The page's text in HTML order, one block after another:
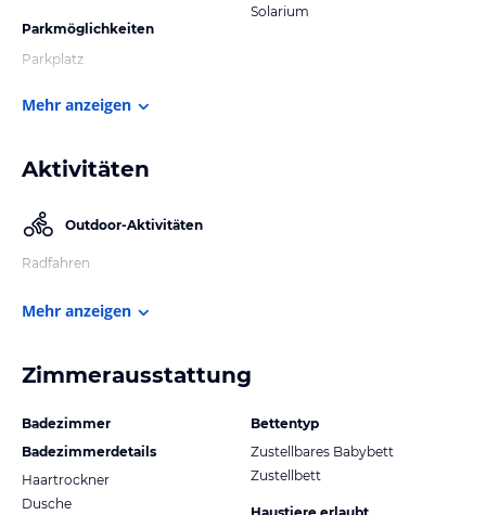
Parkmöglichkeiten
Parkplatz
Solarium
Mehr anzeigen
Aktivitäten
Outdoor-Aktivitäten
Radfahren
Mehr anzeigen
Zimmerausstattung
Badezimmer
Badezimmerdetails
Haartrockner
Dusche
Bettentyp
Zustellbares Babybett
Zustellbett